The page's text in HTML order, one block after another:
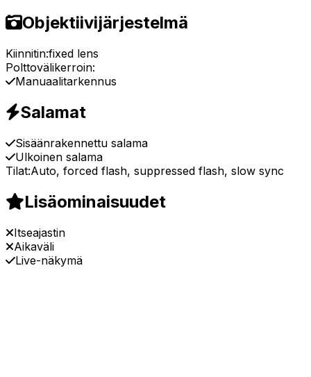
Objektiivijärjestelmä
Kiinnitin:fixed lens
Polttovälikerroin:
Manuaalitarkennus
Salamat
Sisäänrakennettu salama
Ulkoinen salama
Tilat:Auto, forced flash, suppressed flash, slow sync
Lisäominaisuudet
Itseajastin
Aikaväli
Live-näkymä